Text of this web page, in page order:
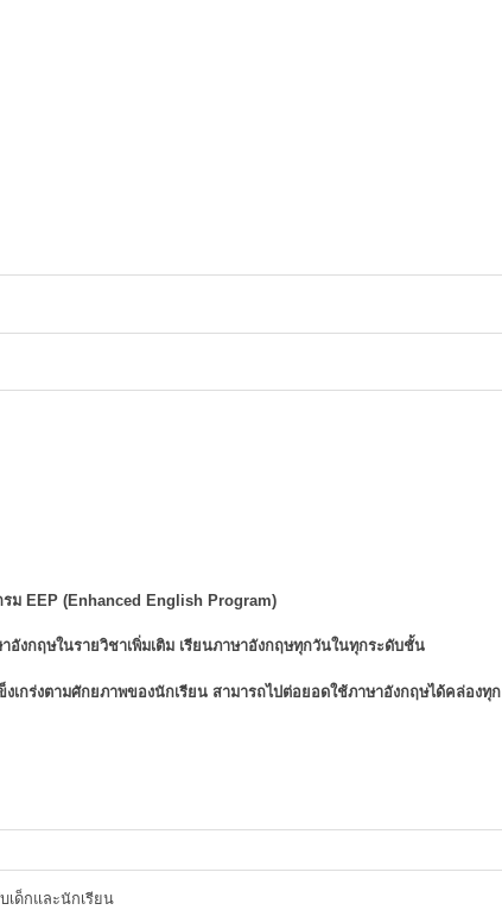
ม EEP (Enhanced English Program)
อังกฤษในรายวิชาเพิ่มเติม เรียนภาษาอังกฤษทุกวันในทุกระดับชั้น
เกร่งตามศักยภาพของนักเรียน สามารถไปต่อยอดใช้ภาษาอังกฤษได้คล่องทุก
เด็กและนักเรียน